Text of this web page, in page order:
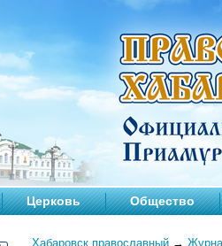
Церковь Общество
Хабаровск православный →